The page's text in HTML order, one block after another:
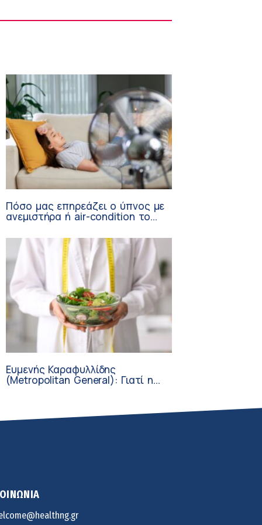
αναβολή στράτευσης ιατρών που
Πόσο μας επηρεάζει ο ύπνος με
ανεμιστήρα ή air-condition το
Ευμενής Καραφυλλίδης
(Metropolitan General): Γιατί η